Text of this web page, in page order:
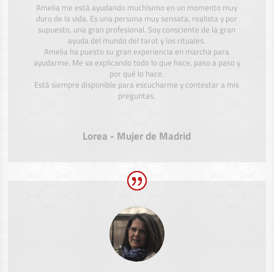
Amelia me está ayudando muchísimo en un momento muy
duro de la vida. Es una persona muy sensata, realista y por
supuesto, una gran profesional. Soy consciente de la gran
ayuda del mundo del tarot y los rituales.
Amelia ha puesto su gran experiencia en marcha para
ayudarme. Me va explicando todo lo que hace, paso a paso y
por qué lo hace.
Está siempre disponible para escucharme y contestar a mis
preguntas.
Lorea - Mujer de Madrid